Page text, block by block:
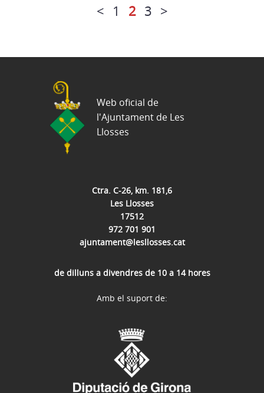
< 1 2 3 >
Ctra. C-26, km. 181,6
Les Llosses
17512
972 701 901
ajuntament@lesllosses.cat
de dilluns a divendres de 10 a 14 hores
Web oficial de
l'Ajuntament de Les
Llosses
Amb el suport de: